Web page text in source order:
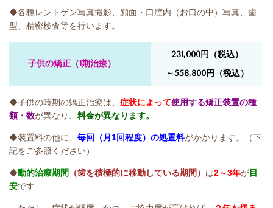
◆各種レントゲン写真撮影、顔面・口腔内（お口の中）写真、歯
型、精密検査等を行います。
子供の矯正（1期治療）
231,000円（税込）
～558,800円（税込）
◆子供の時期の矯正治療は、 症状によって使用する矯正装置の種
類・数が異なり、 料金が異なります。
◆装置料の他に、 毎回（月1回程度）の処置料がかかります。（下
記をご参照ください）
◆動的治療期間 （歯を積極的に移動している期間） は2～3年が目
安です